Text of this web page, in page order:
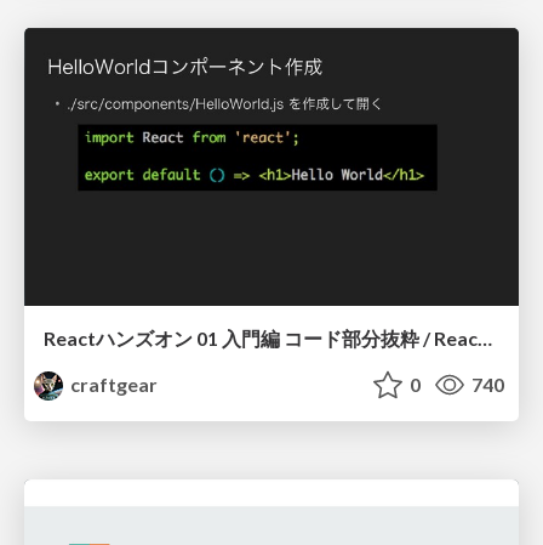
Reactハンズオン 01 入門編 コード部分抜粋 / React Handson 01 components (excerpt)
craftgear
0 740